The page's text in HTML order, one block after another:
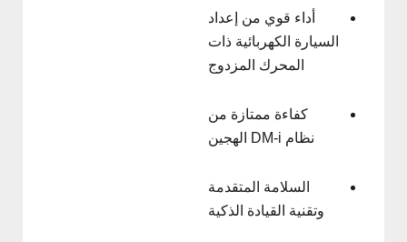
أداء قوي من إعداد
السيارة الكهربائية ذات
المحرك المزدوج
كفاءة ممتازة من
نظام DM-i الهجين
السلامة المتقدمة
وتقنية القيادة الذكية